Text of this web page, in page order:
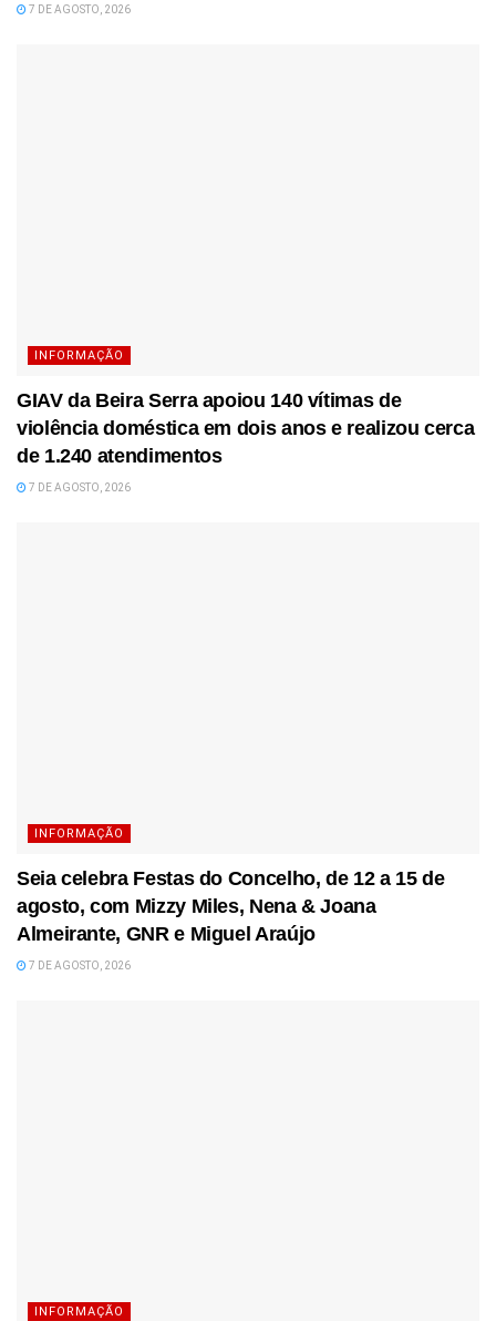
7 DE AGOSTO, 2026
INFORMAÇÃO
GIAV da Beira Serra apoiou 140 vítimas de
violência doméstica em dois anos e realizou cerca
de 1.240 atendimentos
7 DE AGOSTO, 2026
INFORMAÇÃO
Seia celebra Festas do Concelho, de 12 a 15 de
agosto, com Mizzy Miles, Nena & Joana
Almeirante, GNR e Miguel Araújo
7 DE AGOSTO, 2026
INFORMAÇÃO